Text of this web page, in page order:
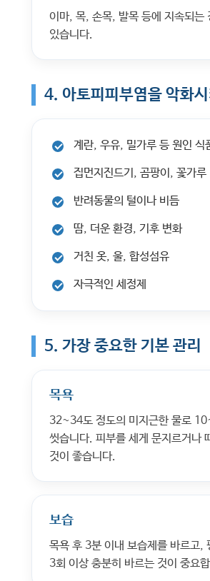
이마, 목, 손목, 발목 등에 지속되는
있습니다.
4. 아토피피부염을 악화
계란, 우유, 밀가루 등 원인 식
집먼지진드기, 곰팡이, 꽃가루
반려동물의 털이나 비듬
땀, 더운 환경, 기후 변화
거친 옷, 울, 합성섬유
자극적인 세정제
5. 가장 중요한 기본 관리
목욕
32~34도 정도의 미지근한 물로
씻습니다. 피부를 세게 문지르거나
것이 좋습니다.
보습
목욕 후 3분 이내 보습제를 바르고,
3회 이상 충분히 바르는 것이 중요